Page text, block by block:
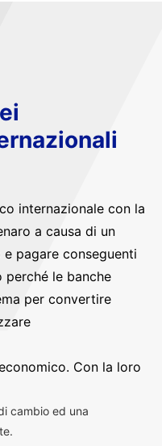
internazionale con la
a causa di un
pagare conseguenti
perché le banche
per convertire
Con la loro
cambio ed una